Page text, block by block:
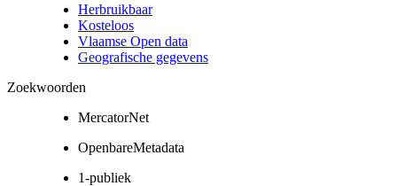
Herbruikbaar
Kosteloos
Vlaamse Open data
Geografische gegevens
Zoekwoorden
MercatorNet
OpenbareMetadata
1-publiek